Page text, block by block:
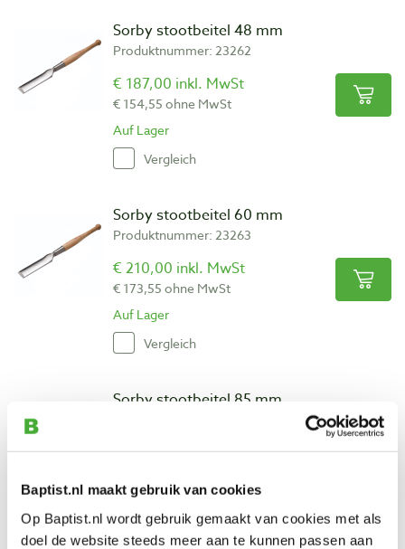
Baptist.nl maakt gebruik van cookies
Op Baptist.nl wordt gebruik gemaakt van cookies met als
doel de website steeds meer aan te kunnen passen aan
Sorby stootbeitel 48 mm
Produktnummer: 23262
€ 187,00 inkl. MwSt
€ 154,55 ohne MwSt
Auf Lager
Vergleich
Sorby stootbeitel 60 mm
Produktnummer: 23263
€ 210,00 inkl. MwSt
€ 173,55 ohne MwSt
Auf Lager
Vergleich
Sorby stootbeitel 85 mm
€ 218,00 inkl. MwSt
Nicht auf Lager, Fragen Sie für die Lieferung
Vergleich